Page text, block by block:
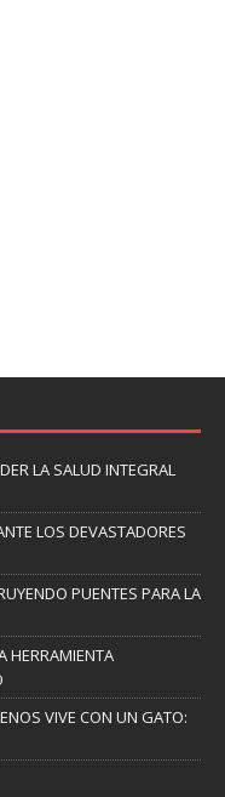
LA SALUD INTEGRAL
LOS DEVASTADORES
PUENTES PARA LA
HERRAMIENTA
VIVE CON UN GATO: